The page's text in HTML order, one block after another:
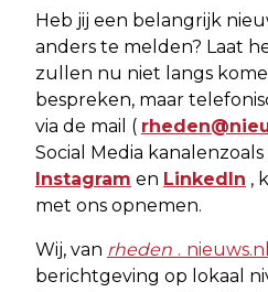
Heb jij een belangrijk
anders te melden? Laat
zullen nu niet langs
bespreken, maar
via de mail (
Social Media kanalenzoals
Instagram en LinkedIn ,
met ons opnemen.
Wij, van rheden . nieuws.nl
berichtgeving op lokaal